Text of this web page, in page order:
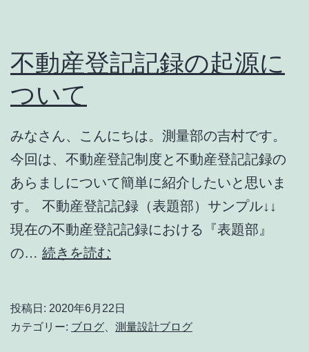
調
べ
次
の
様
に
表
不動産登記記録の起源に
ついて
みなさん、こんにちは。測量部の吉村です。
今回は、不動産登記制度と不動産登記記録の
あらましについて簡単に紹介したいと思いま
す。 不動産登記記録（表題部）サンプル↓↓
現在の不動産登記記録における『表題部』
の… 続きを読む
産
登
投稿日: 2020年6月22日
カテゴリー: ブログ、 測量設計ブログ